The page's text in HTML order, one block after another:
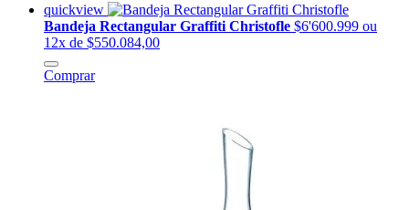
quickview
Bandeja Rectangular Graffiti Christofle $6'600.999 ou
12x de $550.084,00
Comprar